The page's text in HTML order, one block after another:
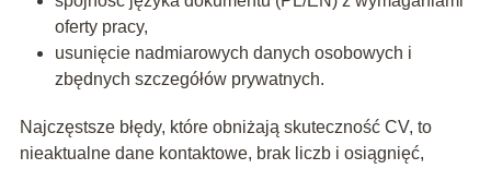
oferty pracy,
usunięcie nadmiarowych danych osobowych i
zbędnych szczegółów prywatnych.
Najczęstsze błędy, które obniżają skuteczność CV, to
nieaktualne dane kontaktowe, brak liczb i osiągnięć,